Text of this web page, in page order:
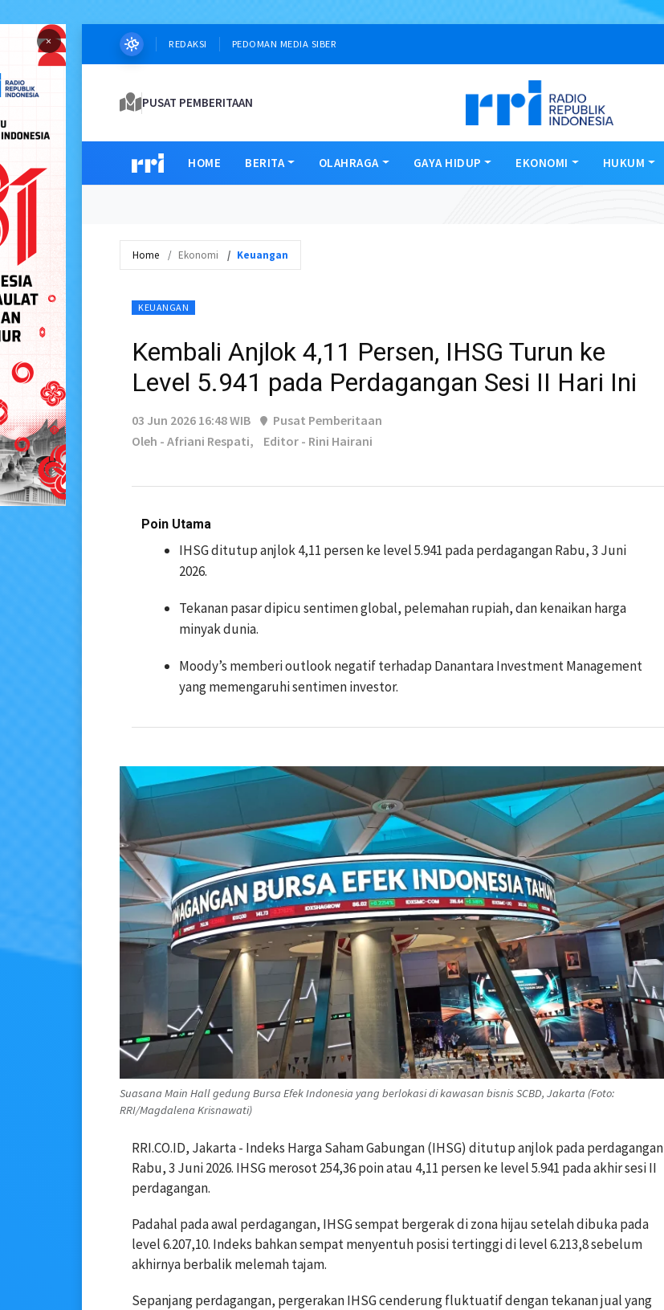
× REDAKSI PEDOMAN MEDIA SIBER
PUSAT PEMBERITAAN
HOME BERITA OLAHRAGA GAYA HIDUP EKONOMI HUKUM
Home Ekonomi Keuangan
KEUANGAN
Kembali Anjlok 4,11 Persen, IHSG Turun ke
Level 5.941 pada Perdagangan Sesi II Hari Ini
03 Jun 2026 16:48 WIB
Pusat Pemberitaan
Oleh - Afriani Respati,
Editor - Rini Hairani
Poin Utama
IHSG ditutup anjlok 4,11 persen ke level 5.941 pada perdagangan Rabu, 3 Juni
2026.
Tekanan pasar dipicu sentimen global, pelemahan rupiah, dan kenaikan harga
minyak dunia.
Moody’s memberi outlook negatif terhadap Danantara Investment Management
yang memengaruhi sentimen investor.
Suasana Main Hall gedung Bursa Efek Indonesia yang berlokasi di kawasan bisnis SCBD, Jakarta (Foto:
RRI/Magdalena Krisnawati)
RRI.CO.ID, Jakarta - Indeks Harga Saham Gabungan (IHSG) ditutup anjlok pada perdagangan
Rabu, 3 Juni 2026. IHSG merosot 254,36 poin atau 4,11 persen ke level 5.941 pada akhir sesi II
perdagangan.
Padahal pada awal perdagangan, IHSG sempat bergerak di zona hijau setelah dibuka pada
level 6.207,10. Indeks bahkan sempat menyentuh posisi tertinggi di level 6.213,8 sebelum
akhirnya berbalik melemah tajam.
Sepanjang perdagangan, pergerakan IHSG cenderung fluktuatif dengan tekanan jual yang